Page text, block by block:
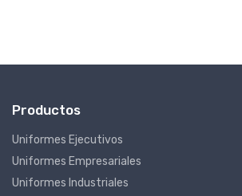
Productos
Uniformes Ejecutivos
Uniformes Empresariales
Uniformes Industriales